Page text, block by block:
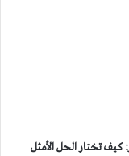
كيف تختار الحل الأمثل